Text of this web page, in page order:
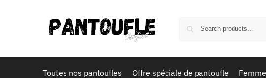
Toutes nos pantoufles Offre spéciale de pantoufle Femme